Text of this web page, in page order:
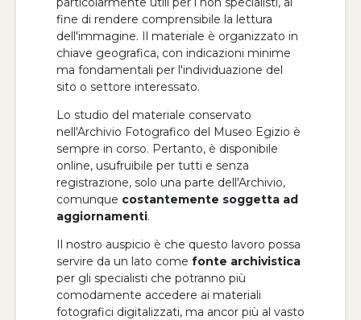
fine di rendere comprensibile la lettura
dell'immagine. Il materiale è organizzato in
chiave geografica, con indicazioni minime
ma fondamentali per l'individuazione del
sito o settore interessato.
Lo studio del materiale conservato
nell'Archivio Fotografico del Museo Egizio è
sempre in corso. Pertanto, è disponibile
online, usufruibile per tutti e senza
registrazione, solo una parte dell'Archivio,
comunque costantemente soggetta ad
aggiornamenti.
Il nostro auspicio è che questo lavoro possa
servire da un lato come fonte archivistica
per gli specialisti che potranno più
comodamente accedere ai materiali
fotografici digitalizzati, ma ancor più al vasto